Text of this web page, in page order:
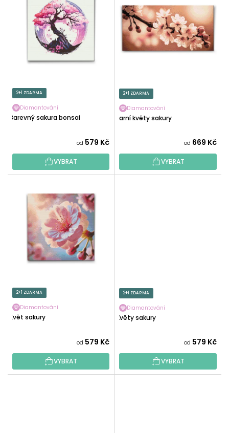
T
ŮU
K
T
2+1 ZDARMA
Diamantování
Barevný sakura bonsai
od 579 Kč
VYBRAT
2+1 ZDARMA
Diamantování
Jarní květy sakury
od 669 Kč
VYBRAT
2+1 ZDARMA
Diamantování
Květ sakury
od 579 Kč
VYBRAT
2+1 ZDARMA
Diamantování
Květy sakury
od 579 Kč
VYBRAT